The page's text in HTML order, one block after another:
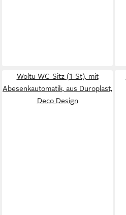
Woltu WC-Sitz (1-St), mit
Abesenkautomatik, aus Duroplast,
Deco Design